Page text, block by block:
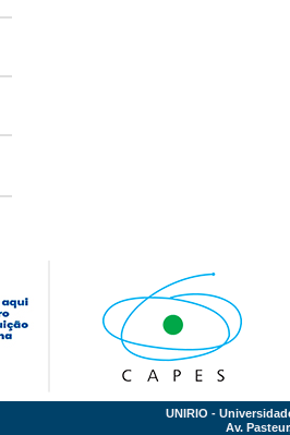
UNIRIO -
Av.